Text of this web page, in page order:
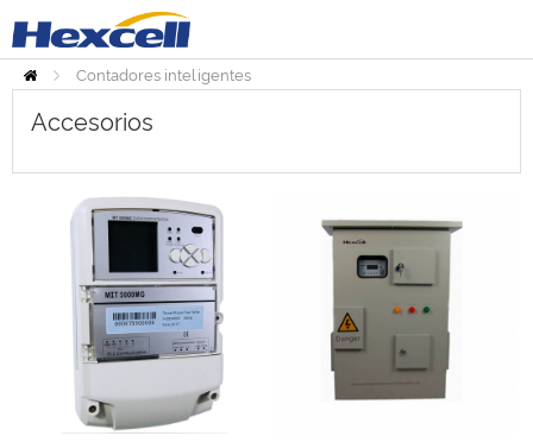
Inicio
Contadores inteligentes
Accesorios